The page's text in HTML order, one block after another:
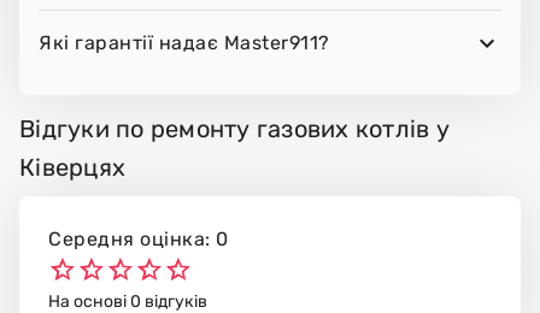
Які гарантії надає Master911?
Відгуки по ремонту газових котлів у
Ківерцях
Середня оцінка: 0
На основі 0 відгуків